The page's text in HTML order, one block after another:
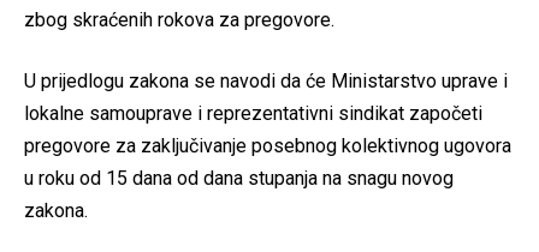
zbog skraćenih rokova za pregovore.
U prijedlogu zakona se navodi da će Ministarstvo uprave i
lokalne samouprave i reprezentativni sindikat započeti
pregovore za zaključivanje posebnog kolektivnog ugovora
u roku od 15 dana od dana stupanja na snagu novog
zakona.